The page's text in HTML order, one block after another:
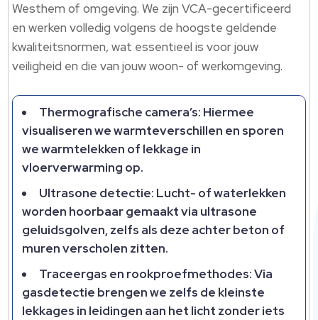
Westhem of omgeving.​ We zijn VCA-gecertificeerd
en werken volledig volgens de hoogste geldende
kwaliteitsnormen, wat essentieel is voor jouw
veiligheid en die van jouw woon- of werkomgeving.​
Thermografische camera’s: Hiermee
visualiseren we warmteverschillen en sporen
we warmtelekken of lekkage in
vloerverwarming op.​
Ultrasone detectie: Lucht- of waterlekken
worden hoorbaar gemaakt via ultrasone
geluidsgolven, zelfs als deze achter beton of
muren verscholen zitten.​
Traceergas en rookproefmethodes: Via
gasdetectie brengen we zelfs de kleinste
lekkages in leidingen aan het licht zonder iets